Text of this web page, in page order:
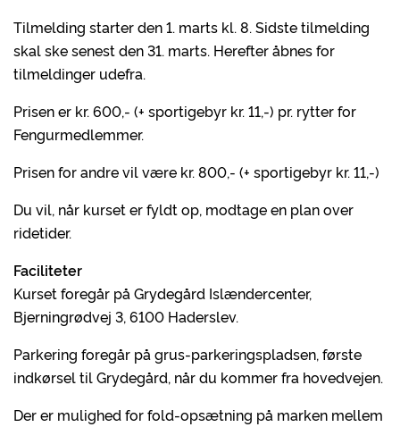
Tilmelding starter den 1. marts kl. 8. Sidste tilmelding
skal ske senest den 31. marts. Herefter åbnes for
tilmeldinger udefra.
Prisen er kr. 600,- (+ sportigebyr kr. 11,-) pr. rytter for
Fengurmedlemmer.
Prisen for andre vil være kr. 800,- (+ sportigebyr kr. 11,-)
Du vil, når kurset er fyldt op, modtage en plan over
ridetider.
Faciliteter
Kurset foregår på Grydegård Islændercenter,
Bjerningrødvej 3, 6100 Haderslev.
Parkering foregår på grus-parkeringspladsen, første
indkørsel til Grydegård, når du kommer fra hovedvejen.
Der er mulighed for fold-opsætning på marken mellem